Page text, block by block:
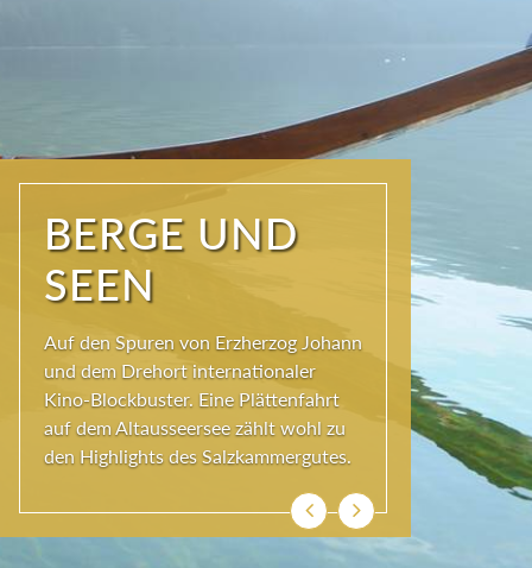
NATUR PUR
Ausseerland neue Kraft und viel
Inspiration. Das Wirkungsvermögen
kommt aus der Natur und ihren
ewigen Gestalten – den Bergen und
Seen.
ZurückWeiter